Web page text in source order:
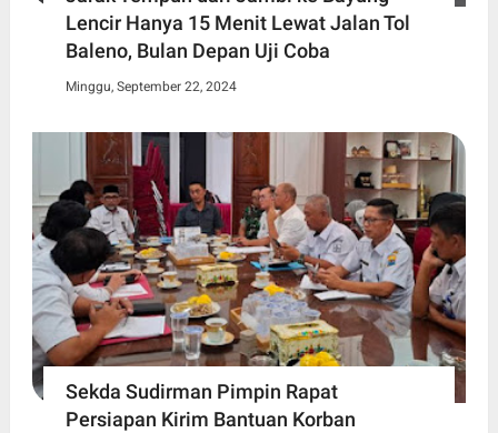
Lencir Hanya 15 Menit Lewat Jalan Tol
Baleno, Bulan Depan Uji Coba
Minggu, September 22, 2024
Sekda Sudirman Pimpin Rapat
Persiapan Kirim Bantuan Korban